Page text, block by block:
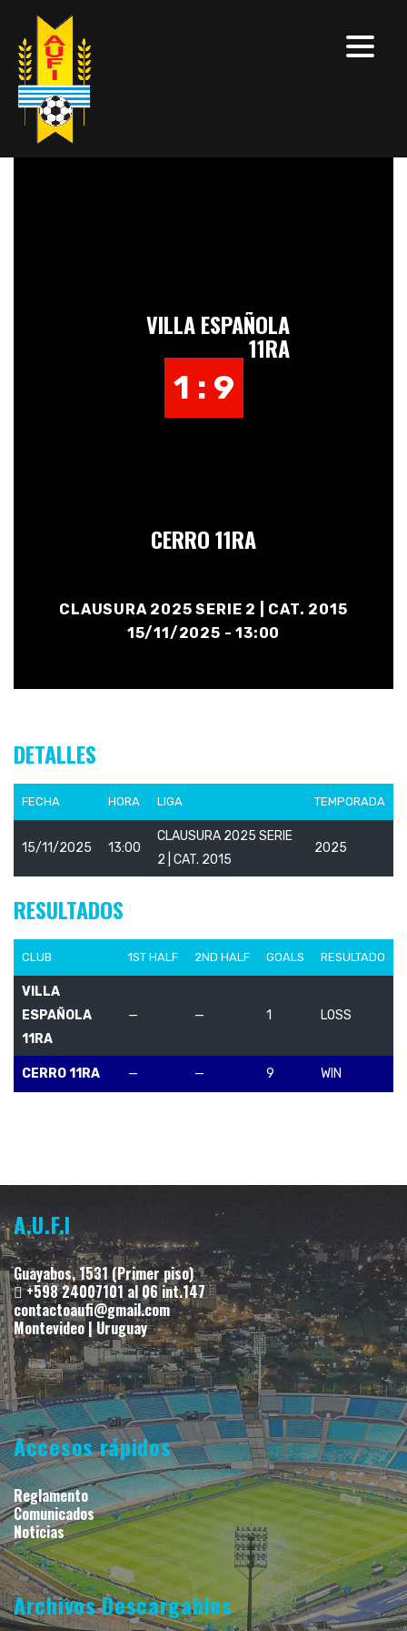
VILLA ESPAÑOLA
11RA
1 : 9
CERRO 11RA
CLAUSURA 2025 SERIE 2 | CAT. 2015
15/11/2025 - 13:00
DETALLES
FECHA HORA LIGA TEMPORADA
15/11/2025 13:00
CLAUSURA 2025 SERIE
2 | CAT. 2015
2025
RESULTADOS
CLUB 1ST HALF 2ND HALF GOALS RESULTADO
VILLA
ESPAÑOLA
11RA
— — 1 LOSS
CERRO 11RA — — 9 WIN
A.U.F.I
Guayabos, 1531 (Primer piso)
+598 24007101 al 06 int.147
contactoaufi@gmail.com
Montevideo | Uruguay
Accesos rápidos
Reglamento
Comunicados
Noticias
Archivos Descargables